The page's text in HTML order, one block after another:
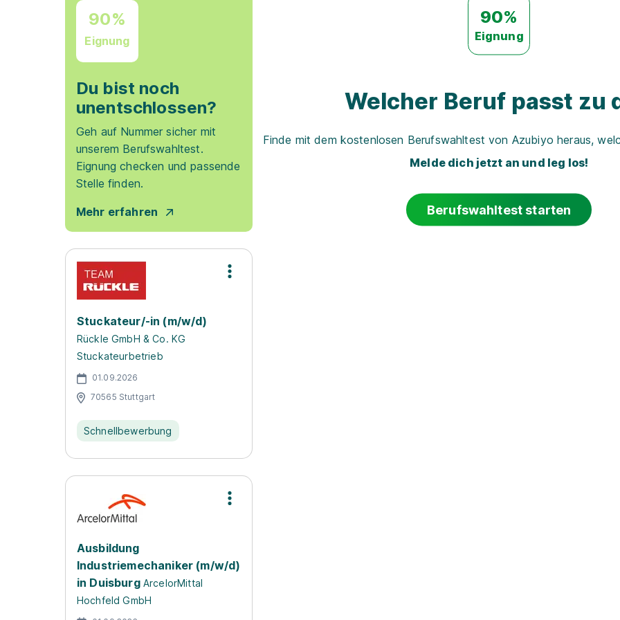
90%
Eignung
Du bist noch
unentschlossen?
Geh auf Nummer sicher mit
unserem Berufswahltest.
Eignung checken und passende
Stelle finden.
Mehr erfahren
Stuckateur/-in (m/w/d)
Rückle GmbH & Co. KG
Stuckateurbetrieb
01.09.2026
70565 Stuttgart
Schnellbewerbung
Ausbildung
Industriemechaniker (m/w/d)
in Duisburg ArcelorMittal
Hochfeld GmbH
90%
Eignung
Welcher Beruf passt zu
Finde mit dem kostenlosen Berufswahltest von Azubiyo heraus,
Melde dich jetzt an und leg los!
Berufswahltest starten